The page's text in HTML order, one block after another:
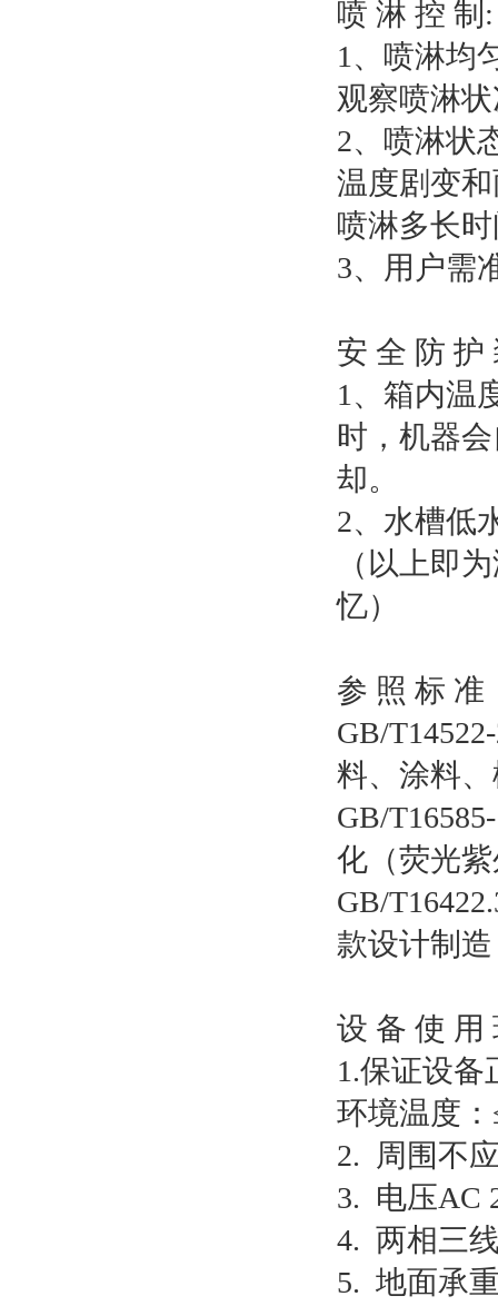
喷 淋 控 制:
1、喷淋均
观察喷淋
2、喷淋状
温度剧变
喷淋多长
3、用户需
安 全 防 护
1、箱内温
时，机器
却。
2、水槽低
（以上即
忆）
参 照 标 准
GB/
料、涂料
GB/
化（荧光
GB/
款设计制
设 备 使 用
1.保证设
环境温度
2. 周围不
3. 电压AC
4. 两相三
5. 地面承